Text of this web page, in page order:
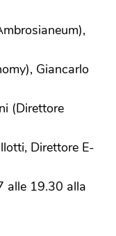
Giancarlo
(Direttore
Direttore E-
alle 19.30 alla